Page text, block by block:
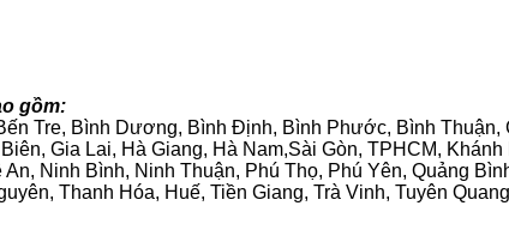
gồm:
Tre, Bình Dương, Bình Định, Bình Phước, Bình Thuận,
Gia Lai, Hà Giang, Hà Nam,Sài Gòn, TPHCM, Khánh
Ninh Bình, Ninh Thuận, Phú Thọ, Phú Yên, Quảng
Thanh Hóa, Huế, Tiền Giang, Trà Vinh, Tuyên